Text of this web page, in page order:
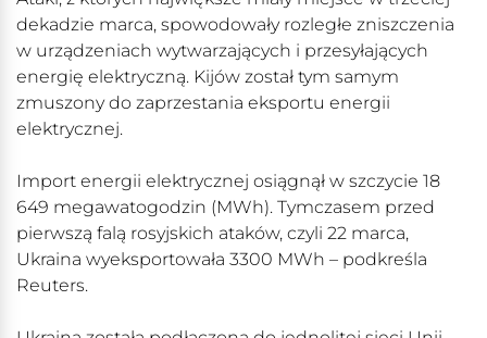
dekadzie marca, spowodowały rozległe zniszczenia
w urządzeniach wytwarzających i przesyłających
energię elektryczną. Kijów został tym samym
zmuszony do zaprzestania eksportu energii
elektrycznej.
Import energii elektrycznej osiągnął w szczycie 18
649 megawatogodzin (MWh). Tymczasem przed
pierwszą falą rosyjskich ataków, czyli 22 marca,
Ukraina wyeksportowała 3300 MWh – podkreśla
Reuters.